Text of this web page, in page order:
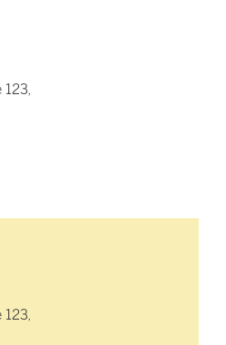
123,
123,